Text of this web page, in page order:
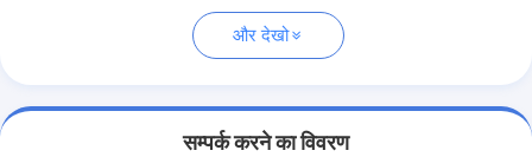
और देखो
सम्पर्क करने का विवरण